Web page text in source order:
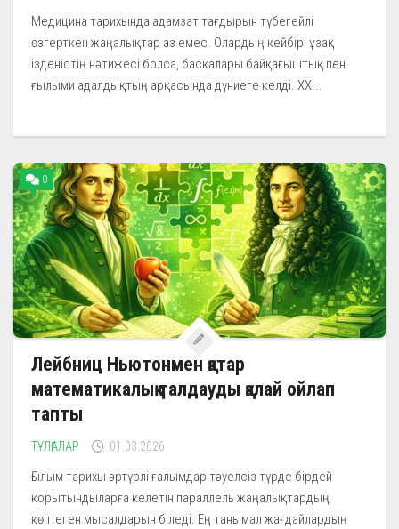
Медицина тарихында адамзат тағдырын түбегейлі
өзгерткен жаңалықтар аз емес. Олардың кейбірі ұзақ
ізденістің нәтижесі болса, басқалары байқағыштық пен
ғылыми адалдықтың арқасында дүниеге келді. XX...
0
Лейбниц Ньютонмен қатар
математикалық талдауды қалай ойлап
тапты
ТҰЛҒАЛАР 01.03.2026
Ғылым тарихы әртүрлі ғалымдар тәуелсіз түрде бірдей
қорытындыларға келетін параллель жаңалықтардың
көптеген мысалдарын біледі. Ең танымал жағдайлардың